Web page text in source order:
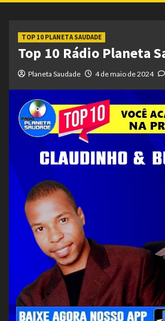
TOP 10 PLANETA SAUDADE
Top 10 Rádio Planeta
Planeta Saudade 4 de maio de 2024